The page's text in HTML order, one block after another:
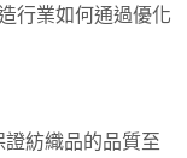
行業如何通過優化
證紡織品的品質至